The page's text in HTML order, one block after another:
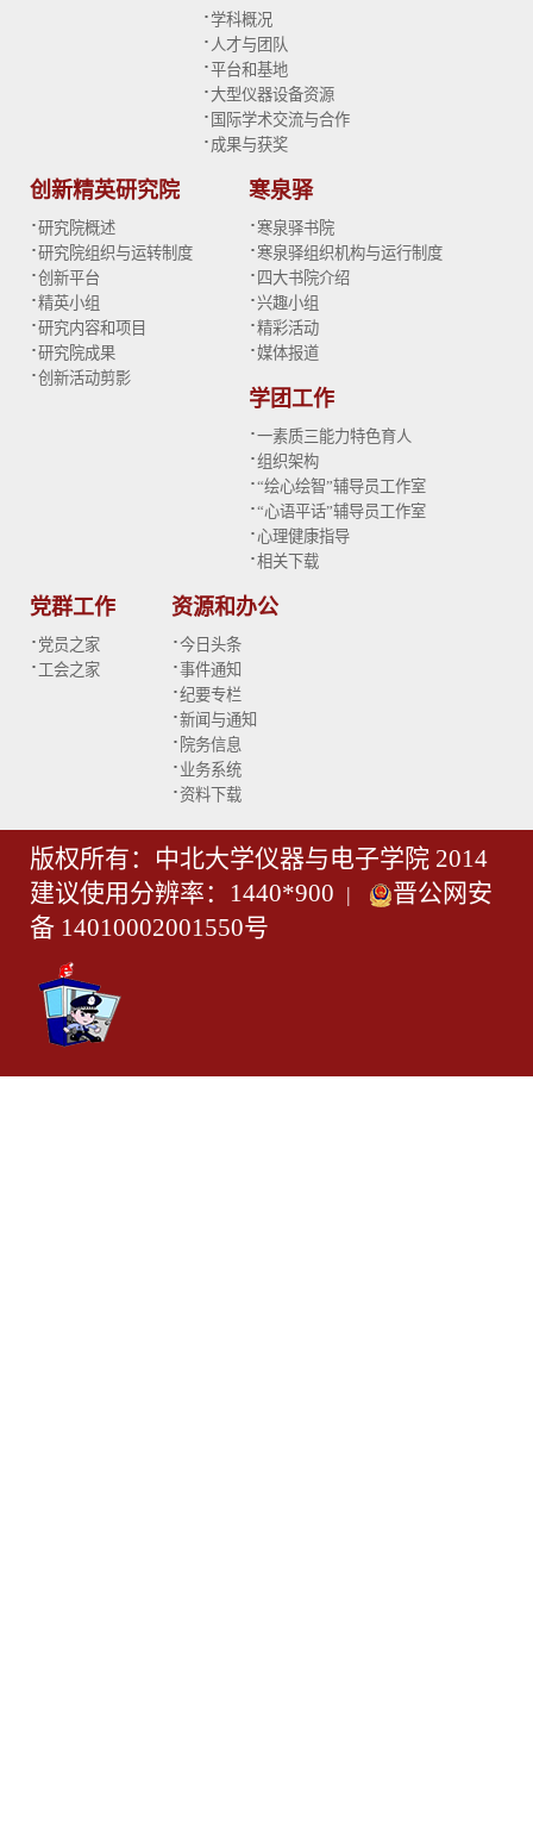
·学科概况
· 人才与团队
·平台和基地
·大型仪器设备资源
· 国际学术交流与合作
· 成果与获奖
创新精英研究院
·研究院概述
·研究院组织与运转制度
·创新平台
·精英小组
·研究内容和项目
·研究院成果
·创新活动剪影
寒泉驿
· 寒泉驿书院
· 寒泉驿组织机构与运行制度
· 四大书院介绍
·兴趣小组
·精彩活动
·媒体报道
学团工作
·一素质三能力特色育人
·组织架构
·“绘心绘智”辅导员工作室
·“心语平话”辅导员工作室
· 心理健康指导
·相关下载
党群工作
· 党员之家
· 工会之家
资源和办公
·今日头条
·事件通知
·纪要专栏
·新闻与通知
· 院务信息
· 业务系统
·资料下载
版权所有：中北大学仪器与电子学院 2014
建议使用分辨率：1440*900 |
晋公网安
备 14010002001550号